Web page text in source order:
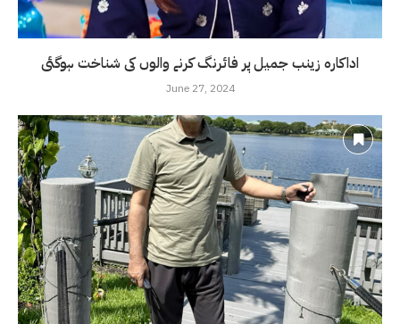
اداکارہ زینب جمیل پر فائرنگ کرنے والوں کی شناخت ہوگئی
June 27, 2024